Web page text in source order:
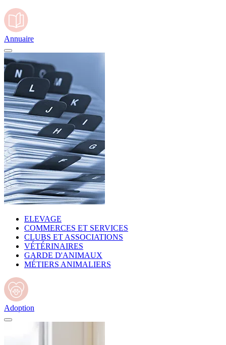
Annuaire
ELEVAGE
COMMERCES ET SERVICES
CLUBS ET ASSOCIATIONS
VÉTÉRINAIRES
GARDE D'ANIMAUX
MÉTIERS ANIMALIERS
Adoption